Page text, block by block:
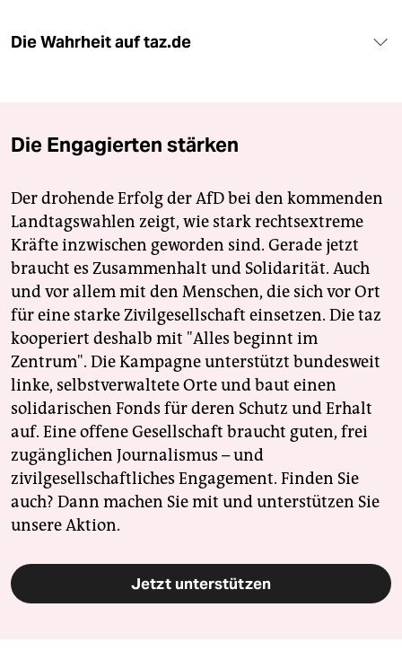
Die Wahrheit auf taz.de
Die Engagierten stärken
Der drohende Erfolg der AfD bei den kommenden
Landtagswahlen zeigt, wie stark rechtsextreme
Kräfte inzwischen geworden sind. Gerade jetzt
braucht es Zusammenhalt und Solidarität. Auch
und vor allem mit den Menschen, die sich vor Ort
für eine starke Zivilgesellschaft einsetzen. Die taz
kooperiert deshalb mit "Alles beginnt im
Zentrum". Die Kampagne unterstützt bundesweit
linke, selbstverwaltete Orte und baut einen
solidarischen Fonds für deren Schutz und Erhalt
auf. Eine offene Gesellschaft braucht guten, frei
zugänglichen Journalismus – und
zivilgesellschaftliches Engagement. Finden Sie
auch? Dann machen Sie mit und unterstützen Sie
unsere Aktion.
Jetzt unterstützen